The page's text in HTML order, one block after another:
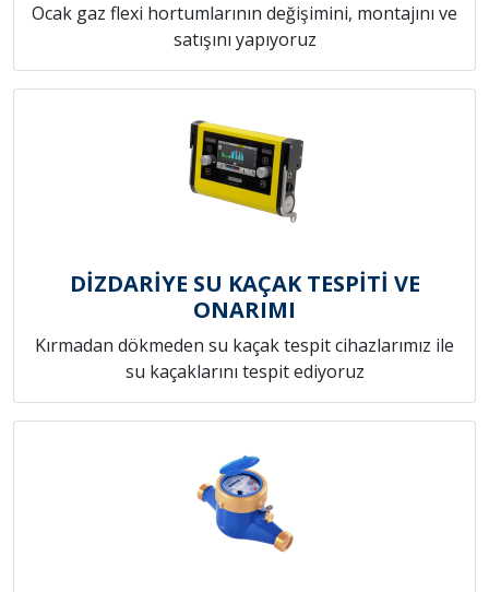
Ocak gaz flexi hortumlarının değişimini, montajını ve
satışını yapıyoruz
DİZDARİYE SU KAÇAK TESPİTİ VE
ONARIMI
Kırmadan dökmeden su kaçak tespit cihazlarımız ile
su kaçaklarını tespit ediyoruz